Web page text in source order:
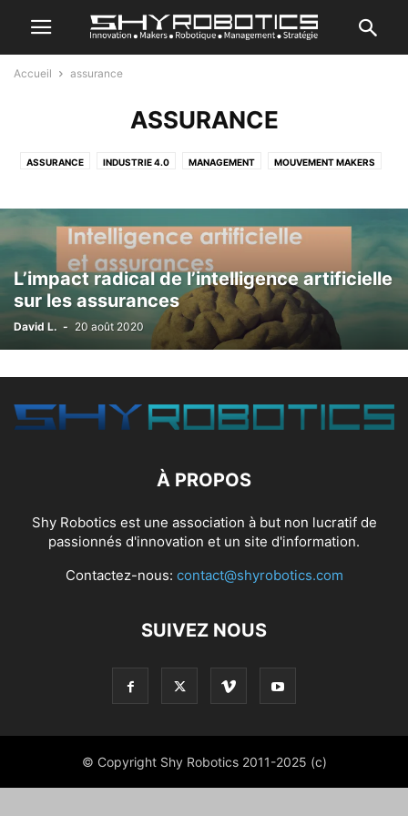
Accueil assurance
ASSURANCE
ASSURANCE INDUSTRIE 4.0 MANAGEMENT MOUVEMENT MAKERS
L’impact radical de l’intelligence artificielle
sur les assurances
David L. - 20 août 2020
À PROPOS
Shy Robotics est une association à but non lucratif de
passionnés d'innovation et un site d'information.
Contactez-nous: contact@shyrobotics.com
SUIVEZ NOUS
© Copyright Shy Robotics 2011-2025 (c)